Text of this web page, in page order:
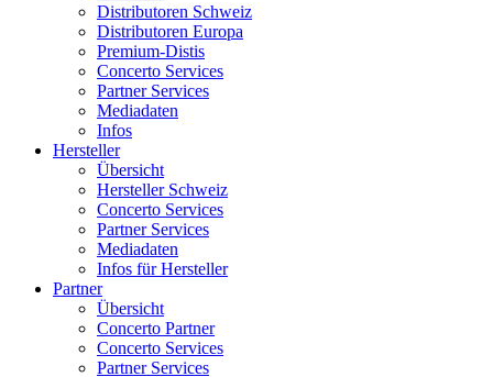
Distributoren Schweiz
Distributoren Europa
Premium-Distis
Concerto Services
Partner Services
Mediadaten
Infos
Hersteller
Übersicht
Hersteller Schweiz
Concerto Services
Partner Services
Mediadaten
Infos für Hersteller
Partner
Übersicht
Concerto Partner
Concerto Services
Partner Services